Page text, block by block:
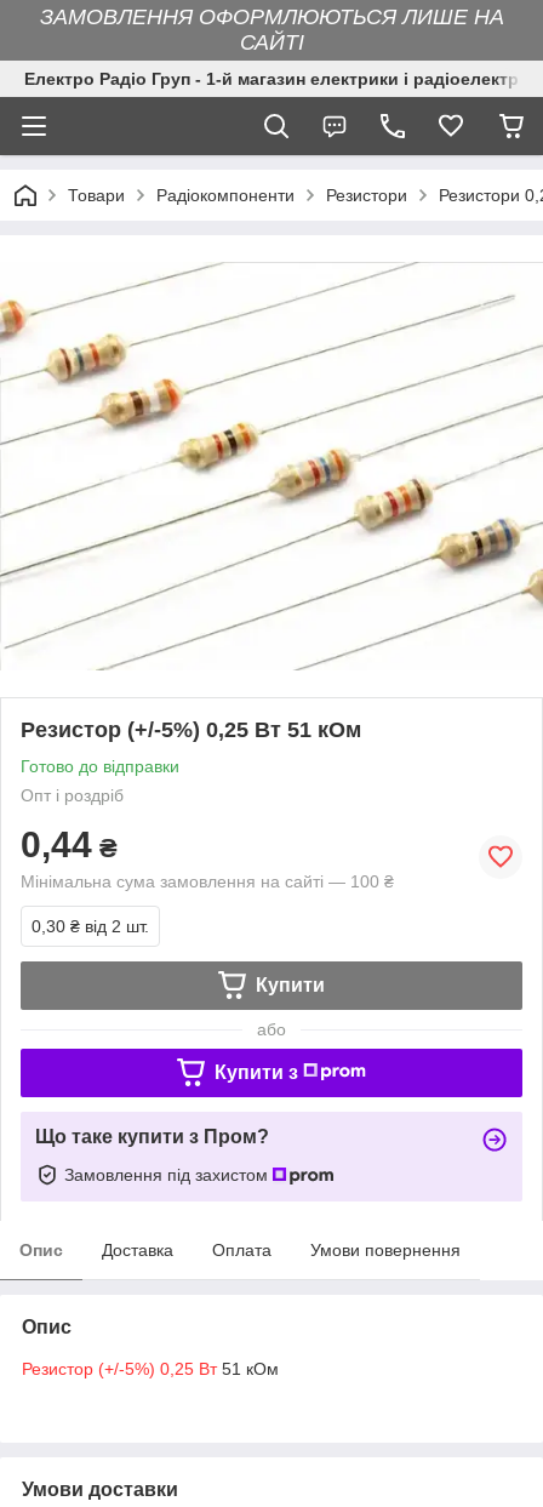
ЗАМОВЛЕННЯ ОФОРМЛЮЮТЬСЯ ЛИШЕ НА
САЙТІ
Електро Радіо Груп - 1-й магазин електрики і
Товари Радіокомпоненти Резистори Резистори
Резистор (+/-5%) 0,25 Вт 51 кОм
Готово до відправки
Опт і роздріб
0,44 ₴
Мінімальна сума замовлення на сайті — 100 ₴
0,30 ₴ від 2 шт.
Купити
або
Купити з
Що таке купити з Пром?
Замовлення під захистом
Опис Доставка Оплата Умови повернення
Опис
Резистор (+/-5%) 0,25 Вт51 кОм
Умови доставки